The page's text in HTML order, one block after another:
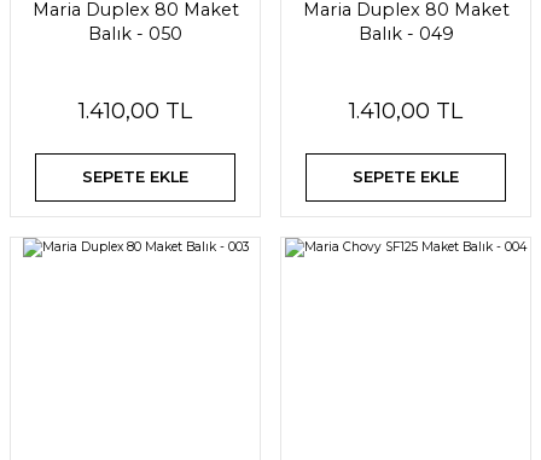
Maria Duplex 80 Maket
Balık - 050
1.410,00 TL
SEPETE EKLE
Maria Duplex 80 Maket
Balık - 049
1.410,00 TL
SEPETE EKLE